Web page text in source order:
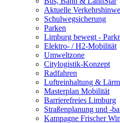
Aktuelle
Schulwegsicherung
Parken
Limburg bewegt -
Elektro- / H2-Mobilität
Umweltzone
Citylogistik-Konzept
Radfahren
Luftreinhaltung &
Masterplan Mobilität
Barrierefreies Limburg
Straßenplanung und -
Kampagne Frischer